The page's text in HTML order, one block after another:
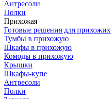
Антресоли
Полки
Прихожая
Готовые решения для прихожих
Тумбы в прихожую
Шкафы в прихожую
Комоды в прихожую
Крышки
Шкафы-купе
Антресоли
Полки